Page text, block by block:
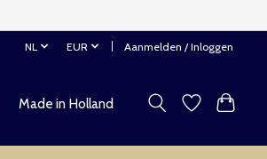
NL EUR Aanmelden / Inloggen
Made in Holland